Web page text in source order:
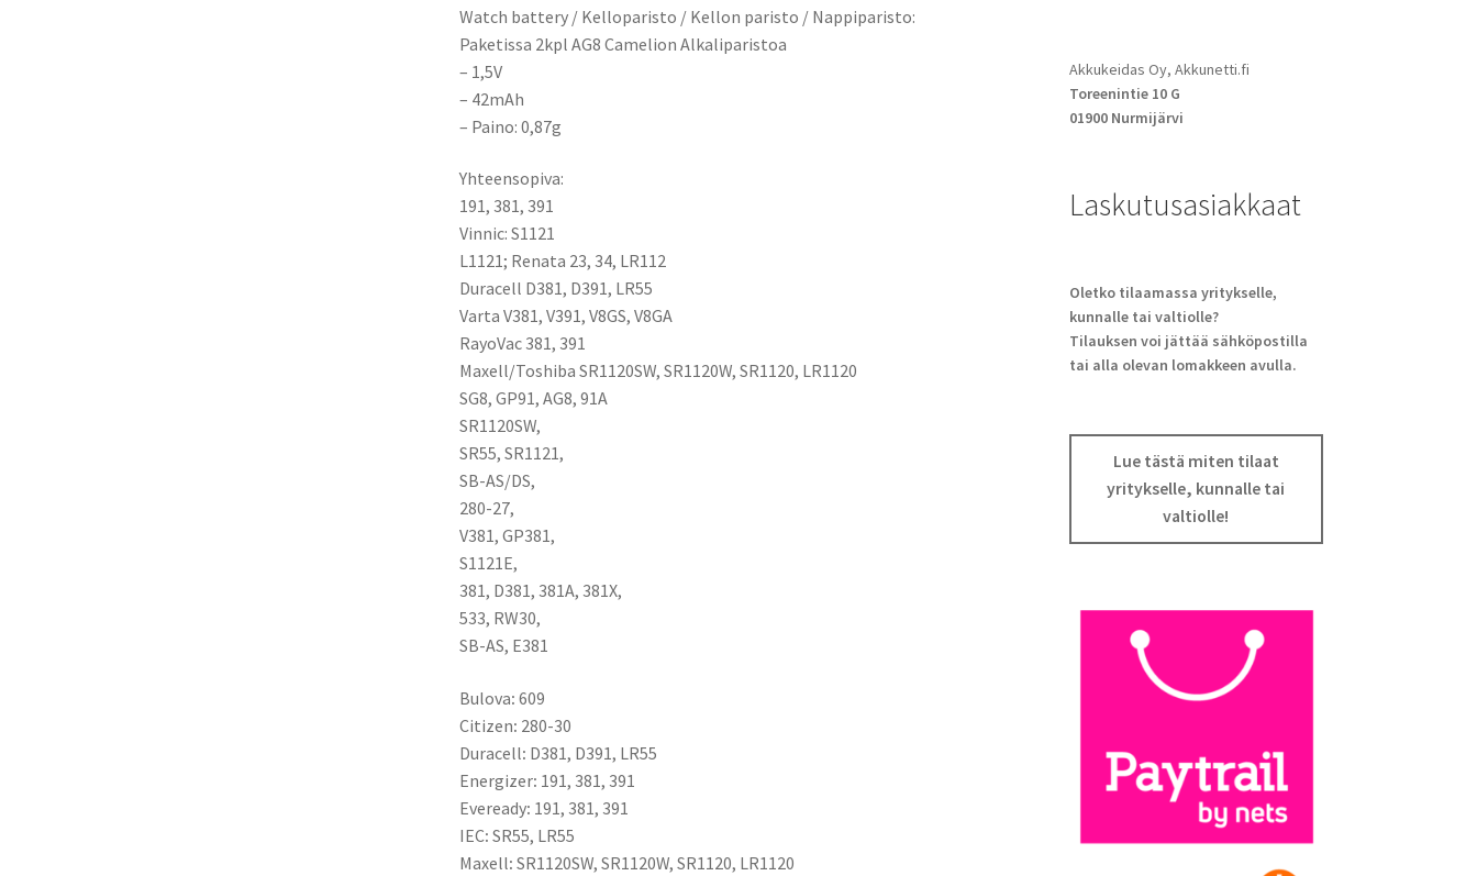
Watch battery / Kelloparisto / Kellon paristo / Nappiparisto:
Paketissa 2kpl AG8 Camelion Alkaliparistoa
– 1,5V
– 42mAh
– Paino: 0,87g
Yhteensopiva:
191, 381, 391
Vinnic: S1121
L1121; Renata 23, 34, LR112
Duracell D381, D391, LR55
Varta V381, V391, V8GS, V8GA
RayoVac 381, 391
Maxell/Toshiba SR1120SW, SR1120W, SR1120, LR1120
SG8, GP91, AG8, 91A
SR1120SW,
SR55, SR1121,
SB-AS/DS,
280-27,
V381, GP381,
S1121E,
381, D381, 381A, 381X,
533, RW30,
SB-AS, E381
Bulova: 609
Citizen: 280-30
Duracell: D381, D391, LR55
Energizer: 191, 381, 391
Eveready: 191, 381, 391
IEC: SR55, LR55
Maxell: SR1120SW, SR1120W, SR1120, LR1120
Akkukeidas Oy, Akkunetti.fi
Toreenintie 10 G
01900 Nurmijärvi
Laskutusasiakkaat
Oletko tilaamassa yritykselle,
kunnalle tai valtiolle?
Tilauksen voi jättää sähköpostilla
tai alla olevan lomakkeen avulla.
Lue tästä miten tilaat
yritykselle, kunnalle tai
valtiolle!